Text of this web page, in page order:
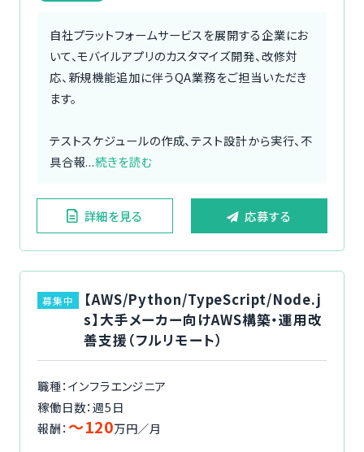
自社プラットフォームサービスを展開する企業にお
いて、モバイルアプリのカスタマイズ開発、改修対
応、新規機能追加に伴うQA業務をご担当いただき
ます。
テストスケジュールの作成、テスト設計から実行、不
具合報...続きを読む
詳細を見る 応募する
募集中
【AWS/Python/TypeScript/Node.j
s】大手メーカー向けAWS構築・運用改
善支援（フルリモート）
職種：インフラエンジニア
稼働日数：週5日
報酬： 〜120万円／月